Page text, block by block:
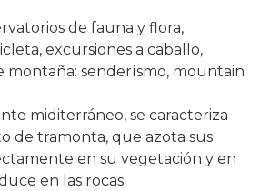
de fauna y flora,
excursiones a caballo,
montaña: senderísmo, mountain
miditerráneo, se caracteriza
de tramonta, que azota sus
en su vegetación y en
en las rocas.